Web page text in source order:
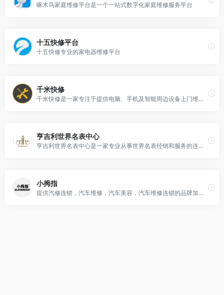
啄木鸟家庭维修平台是一个一站式数字化家庭维修服务平台
十五快修平台
十五快修专业的家电器维修平台
千米快修
千米快修是一家专注于提供电脑、手机及智能周边设备上门维修、销售和回收服务的企业。
亨吉利世界名表中心
亨吉利世界名表中心是一家专业从事世界名表经销和服务的连锁集团
小拇指
提供汽修连锁，汽车维修，汽车美容，汽车维修连锁的品牌加盟服务。